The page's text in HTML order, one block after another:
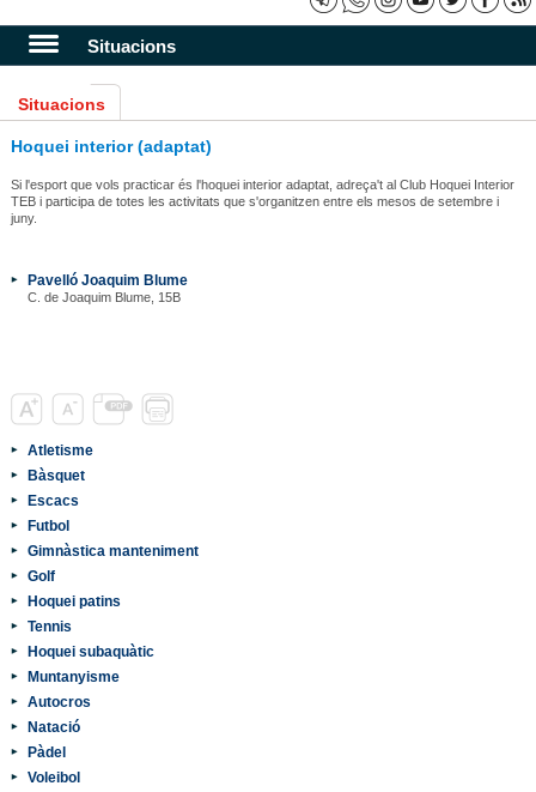
Situacions
Situacions
Hoquei interior (adaptat)
Si l'esport que vols practicar és l'hoquei interior adaptat, adreça't al Club Hoquei Interior
TEB i participa de totes les activitats que s'organitzen entre els mesos de setembre i
juny.
Pavelló Joaquim Blume
C. de Joaquim Blume, 15B
Atletisme
Bàsquet
Escacs
Futbol
Gimnàstica manteniment
Golf
Hoquei patins
Tennis
Hoquei subaquàtic
Muntanyisme
Autocros
Natació
Pàdel
Voleibol